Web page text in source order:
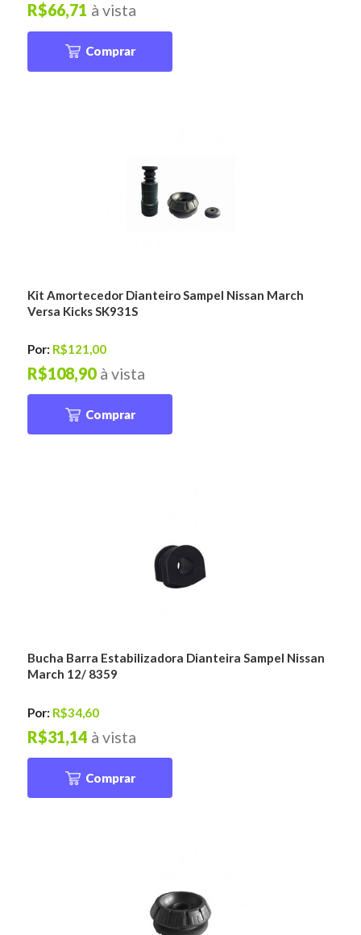
à vista
R$66,71
Comprar
Kit Amortecedor Dianteiro Sampel Nissan March
Versa Kicks SK931S
Por: R$121,00
à vista
R$108,90
Comprar
Bucha Barra Estabilizadora Dianteira Sampel Nissan
March 12/ 8359
Por: R$34,60
à vista
R$31,14
Comprar